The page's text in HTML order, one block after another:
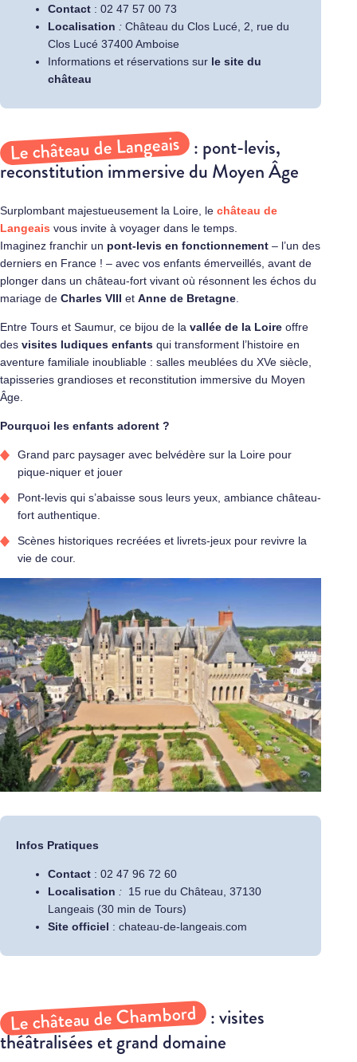
Contact : 02 47 57 00 73
Localisation : Château du Clos Lucé, 2, rue du
Clos Lucé 37400 Amboise
Informations et réservations sur le site du
château
Le château de Langeais : pont-levis,
reconstitution immersive du Moyen Âge
Surplombant majestueusement la Loire, le château de
Langeais vous invite à voyager dans le temps.
Imaginez franchir un pont-levis en fonctionnement – l’un des
derniers en France ! – avec vos enfants émerveillés, avant de
plonger dans un château-fort vivant où résonnent les échos du
mariage de Charles VIII et Anne de Bretagne.
Entre Tours et Saumur, ce bijou de la vallée de la Loire offre
des visites ludiques enfants qui transforment l’histoire en
aventure familiale inoubliable : salles meublées du XVe siècle,
tapisseries grandioses et reconstitution immersive du Moyen
Âge.
Pourquoi les enfants adorent ?
Grand parc paysager avec belvédère sur la Loire pour
pique-niquer et jouer
Pont-levis qui s’abaisse sous leurs yeux, ambiance château-
fort authentique.
Scènes historiques recréées et livrets-jeux pour revivre la
vie de cour.
Infos Pratiques
Contact : 02 47 96 72 60
Localisation : 15 rue du Château, 37130
Langeais (30 min de Tours)
Site officiel : chateau-de-langeais.com
Le château de Chambord : visites
théâtralisées et grand domaine